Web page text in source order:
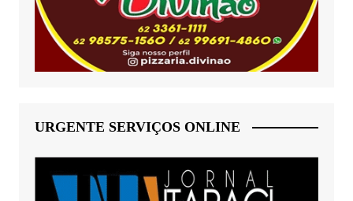
URGENTE SERVIÇOS ONLINE